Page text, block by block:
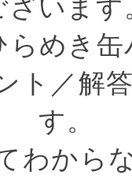
ざいます
らめき
ト／解
す。
わから